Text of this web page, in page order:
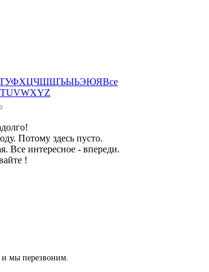
УФХЦЧШЩЪЫЬЭЮЯВсе
TUVWXYZ
Потому здесь пусто.
Все интересное - впереди.
!
и мы перезвоним.